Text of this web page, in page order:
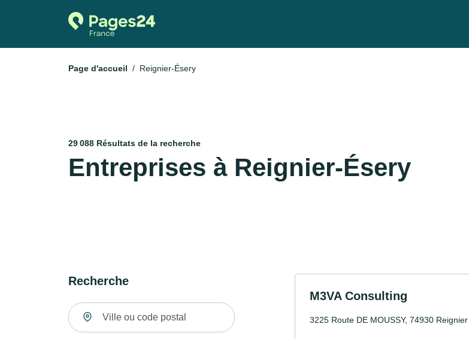
Page d'accueil Reignier-Ésery
29 088 Résultats de la recherche
Entreprises à Reignier-Ésery
Recherche
Rechercher un lieu
M3VA Consulting
3225 Route DE MOUSSY, 74930 Reignier